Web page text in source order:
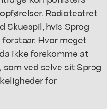
Radioteatret
Skuespil, hvis Sprog
Hvor meget
ikke forekomme at
ved selve sit Sprog
for